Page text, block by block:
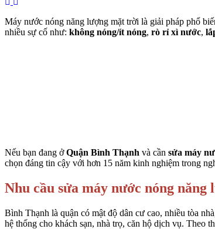
Máy nước nóng năng lượng mặt trời là giải pháp phổ
nhiều sự cố như: không nóng/ít nóng, rò rỉ xì nước,
Nếu bạn đang ởQuận Bình Thạnh và cần sửa máy
chọn đáng tin cậy với hơn 15 năm kinh nghiệm trong
Nhu cầu sửa máy nước nóng
Bình Thạnh là quận có mật độ dân cư cao, nhiều tòa
hệ thống cho khách sạn, nhà trọ, căn hộ dịch vụ. Theo